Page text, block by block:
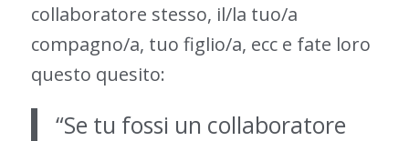
collaboratore stesso, il/la tuo/a
compagno/a, tuo figlio/a, ecc e fate loro
questo quesito:
“Se tu fossi un collaboratore